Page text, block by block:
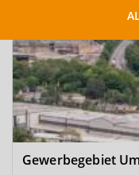
Gewerbegebiet